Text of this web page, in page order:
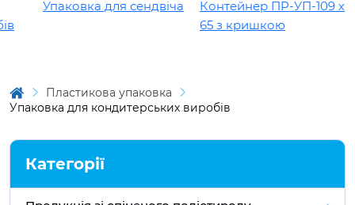
для сендвіча
Контейнер ПР-УП-109 х
65 з кришкою
Пластикова упаковка
Упаковка для кондитерських виробів
Категорії